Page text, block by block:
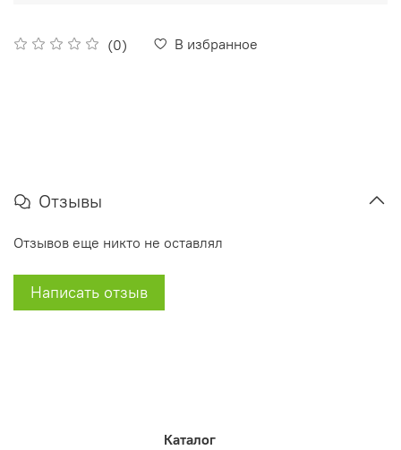
(0) В избранное
Отзывы
Отзывов еще никто не оставлял
Написать отзыв
Каталог